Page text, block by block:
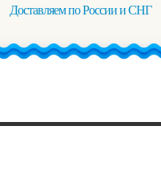
Доставляем по России и СНГ